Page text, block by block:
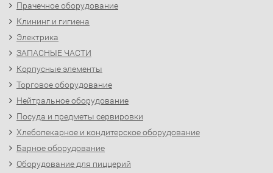
Прачечное оборудование
Клининг и гигиена
Электрика
ЗАПАСНЫЕ ЧАСТИ
Корпусные элементы
Торговое оборудование
Нейтральное оборудование
Посуда и предметы сервировки
Хлебопекарное и кондитерское оборудование
Барное оборудование
Оборудование для пиццерий